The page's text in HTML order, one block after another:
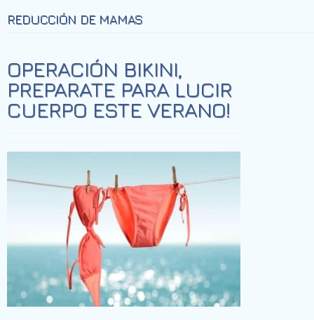
REDUCCIÓN DE MAMAS
OPERACIÓN BIKINI,
PREPARATE PARA LUCIR
CUERPO ESTE VERANO!